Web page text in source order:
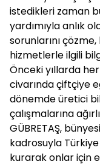
istedikleri zaman
yardımıyla anlık
sorunlarını
hizmetlerle ilgili
Önceki yıllarda
civarında çiftçiye
dönemde üretici
çalışmalarına
GÜBRETAŞ,
kadrosuyla
kurarak onlar için